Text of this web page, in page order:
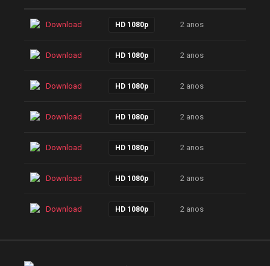
Download HD 1080p 2 anos
Download HD 1080p 2 anos
Download HD 1080p 2 anos
Download HD 1080p 2 anos
Download HD 1080p 2 anos
Download HD 1080p 2 anos
Download HD 1080p 2 anos